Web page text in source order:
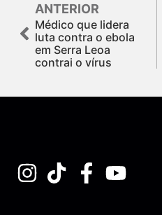
ANTERIOR
Médico que lidera
luta contra o ebola
em Serra Leoa
contrai o vírus